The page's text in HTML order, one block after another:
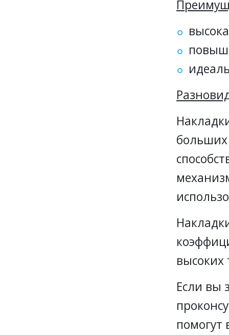
больших
высоких
Если вы
помогут